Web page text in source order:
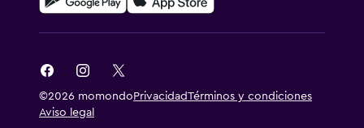
©2026 momondo PrivacidadTérminos y condiciones
Aviso legal